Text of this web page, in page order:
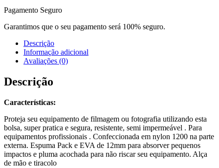
Pagamento Seguro
Garantimos que o seu pagamento será 100% seguro.
Descrição
Informação adicional
Avaliações (0)
Descrição
Características:
Proteja seu equipamento de filmagem ou fotografia utilizando esta
bolsa, super pratica e segura, resistente, semi impermeável . Para
equipamentos profissionais . Confeccionada em nylon 1200 na parte
externa. Espuma Pack e EVA de 12mm para absorver pequenos
impactos e pluma acochada para não riscar seu equipamento. Alça
de mão e tiracolo